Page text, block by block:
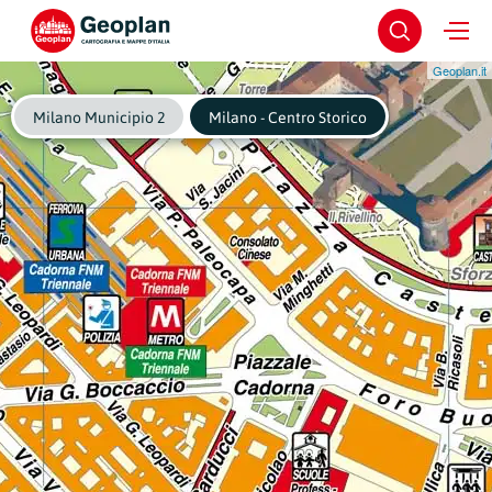
Geoplan.it
Milano Municipio 2 Milano - Centro Storico